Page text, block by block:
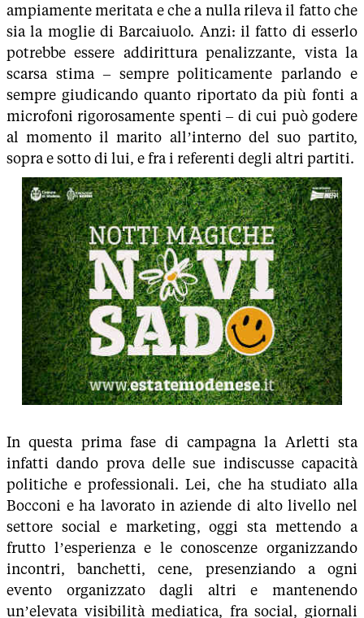
ampiamente meritata e che a nulla rileva il fatto che
sia la moglie di Barcaiuolo. Anzi: il fatto di esserlo
potrebbe essere addirittura penalizzante, vista la
scarsa stima – sempre politicamente parlando e
sempre giudicando quanto riportato da più fonti a
microfoni rigorosamente spenti – di cui può godere
al momento il marito all’interno del suo partito,
sopra e sotto di lui, e fra i referenti degli altri partiti.
In questa prima fase di campagna la Arletti sta
infatti dando prova delle sue indiscusse capacità
politiche e professionali. Lei, che ha studiato alla
Bocconi e ha lavorato in aziende di alto livello nel
settore social e marketing, oggi sta mettendo a
frutto l’esperienza e le conoscenze organizzando
incontri, banchetti, cene, presenziando a ogni
evento organizzato dagli altri e mantenendo
un’elevata visibilità mediatica, fra social, giornali